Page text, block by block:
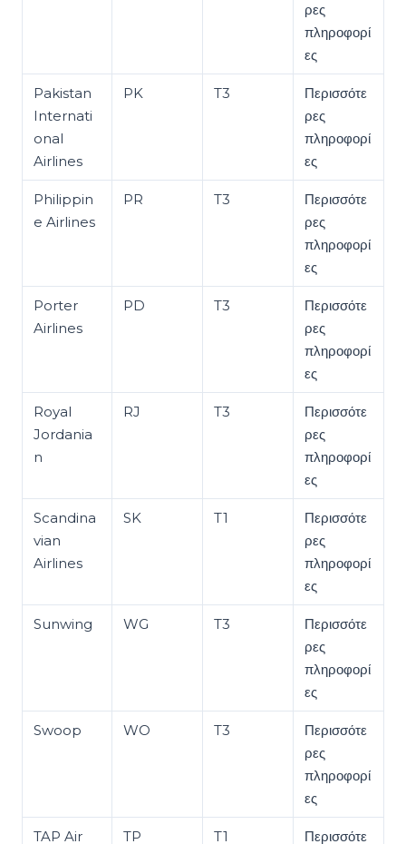
ρες
πληροφορί
ες
Pakistan
Internati
onal
Airlines
PK T3
Περισσότε
ρες
πληροφορί
ες
Philippin
e Airlines
PR T3
Περισσότε
ρες
πληροφορί
ες
Porter
Airlines
PD T3
Περισσότε
ρες
πληροφορί
ες
Royal
Jordania
n
RJ T3
Περισσότε
ρες
πληροφορί
ες
Scandina
vian
Airlines
SK T1
Περισσότε
ρες
πληροφορί
ες
Sunwing WG T3
Περισσότε
ρες
πληροφορί
ες
Swoop WO T3
Περισσότε
ρες
πληροφορί
ες
TAP Air TP T1 Περισσότε